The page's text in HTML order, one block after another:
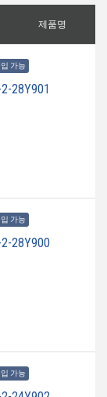
제품명
가능
28Y901
가능
28Y900
가능